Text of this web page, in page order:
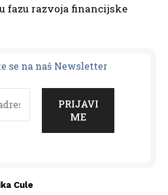
fazu razvoja financijske
e se na naš Newsletter
Cule